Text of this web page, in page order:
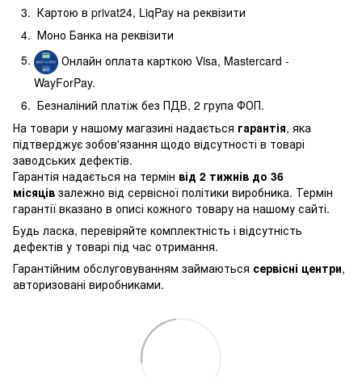
Картою в privat24, LiqPay на реквізити
Моно Банка на реквізити
Онлайн оплата карткою Visa, Mastercard -
WayForPay.
Безналіний платіж без ПДВ, 2 група ФОП.
На товари у нашому магазині надається гарантія, яка
підтверджує зобов'язання щодо відсутності в товарі
заводських дефектів.
Гарантія надається на термін від 2 тижнів до 36
місяців залежно від сервісної політики виробника. Термін
гарантії вказано в описі кожного товару на нашому сайті.
Будь ласка, перевіряйте комплектність і відсутність
дефектів у товарі під час отримання.
Гарантійним обслуговуванням займаються сервісні центри,
авторизовані виробниками.